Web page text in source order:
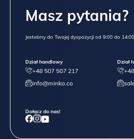
Masz pytania?
Jesteśmy do Twojej dyspozycji od 9:00 do
Dział handlowy
+48 507 507 217
info@minko.co
Dział
Dołącz do nas!